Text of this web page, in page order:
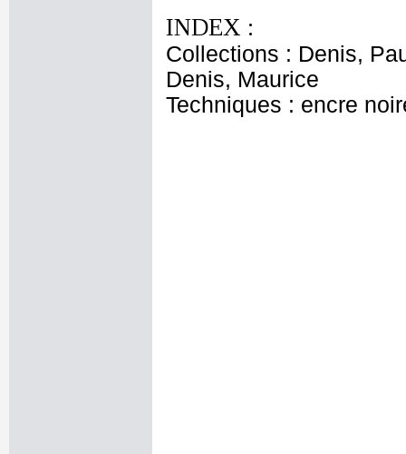
INDEX :
Collections : Denis,
Denis, Maurice
Techniques : encre